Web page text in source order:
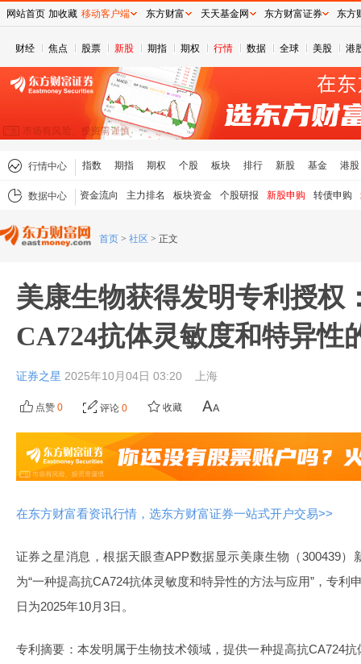
财经 焦点 股票 新股 期指 期权 行情 数据 全球 美股 港
行情中心 指数 期指 期权 个股 板块 排行 新股 基金 港股
数据中心 资金流向 主力排名 板块资金 个股研报 新股申购 转债申购
首页 > 社区 > 正文
美康生物获得发明专利授权
CA724抗体灵敏度和特异性
证券之星 2025年10月04日 03:20 上海
点赞 0 评论 0 收藏
在东方财富看资讯行情，选东方财富证券一站式开户交易>>
证券之星消息，根据天眼查APP数据显示美康生物（300439）
为“一种提高抗CA724抗体灵敏度和特异性的方法与应用”，专利
日为2025年10月3日。
专利摘要：本发明属于生物技术领域，提供一种提高抗CA724
网站首页 加收藏 移动客户端 东方财富 天天基金网 东方财富证券 东方